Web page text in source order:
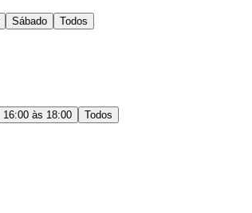
Sábado Todos
16:00 às 18:00 Todos